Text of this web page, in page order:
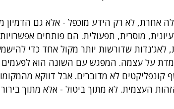
אחרת, לא רק הידע מוכפל - אלא גם הדמיון
מוסרית, תפעולית. הם פותחים
לאג’נדות שדורשות יותר מקול אחד כדי
על עצמה. המפגש עם השונה הוא לפעמים
קונפליקטים לא מדוברים. אבל דווקא
העצמית. לא מתוך ביטול - אלא מתוך בירור